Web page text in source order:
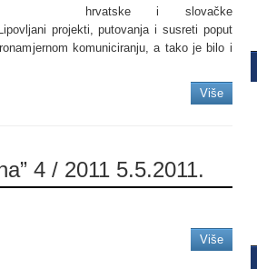
hrvatske i slovačke
projekti, putovanja i susreti poput
komuniciranju, a tako je bilo i
Više
4 / 2011 5.5.2011.
Više